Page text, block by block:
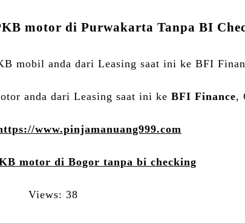
motor di Purwakarta Tanpa BI
mobil anda dari Leasing saat ini ke BFI
anda dari Leasing saat ini ke BFI Finance,
www.pinjamanuang999.com
motor di Bogor tanpa bi checking
Views: 38